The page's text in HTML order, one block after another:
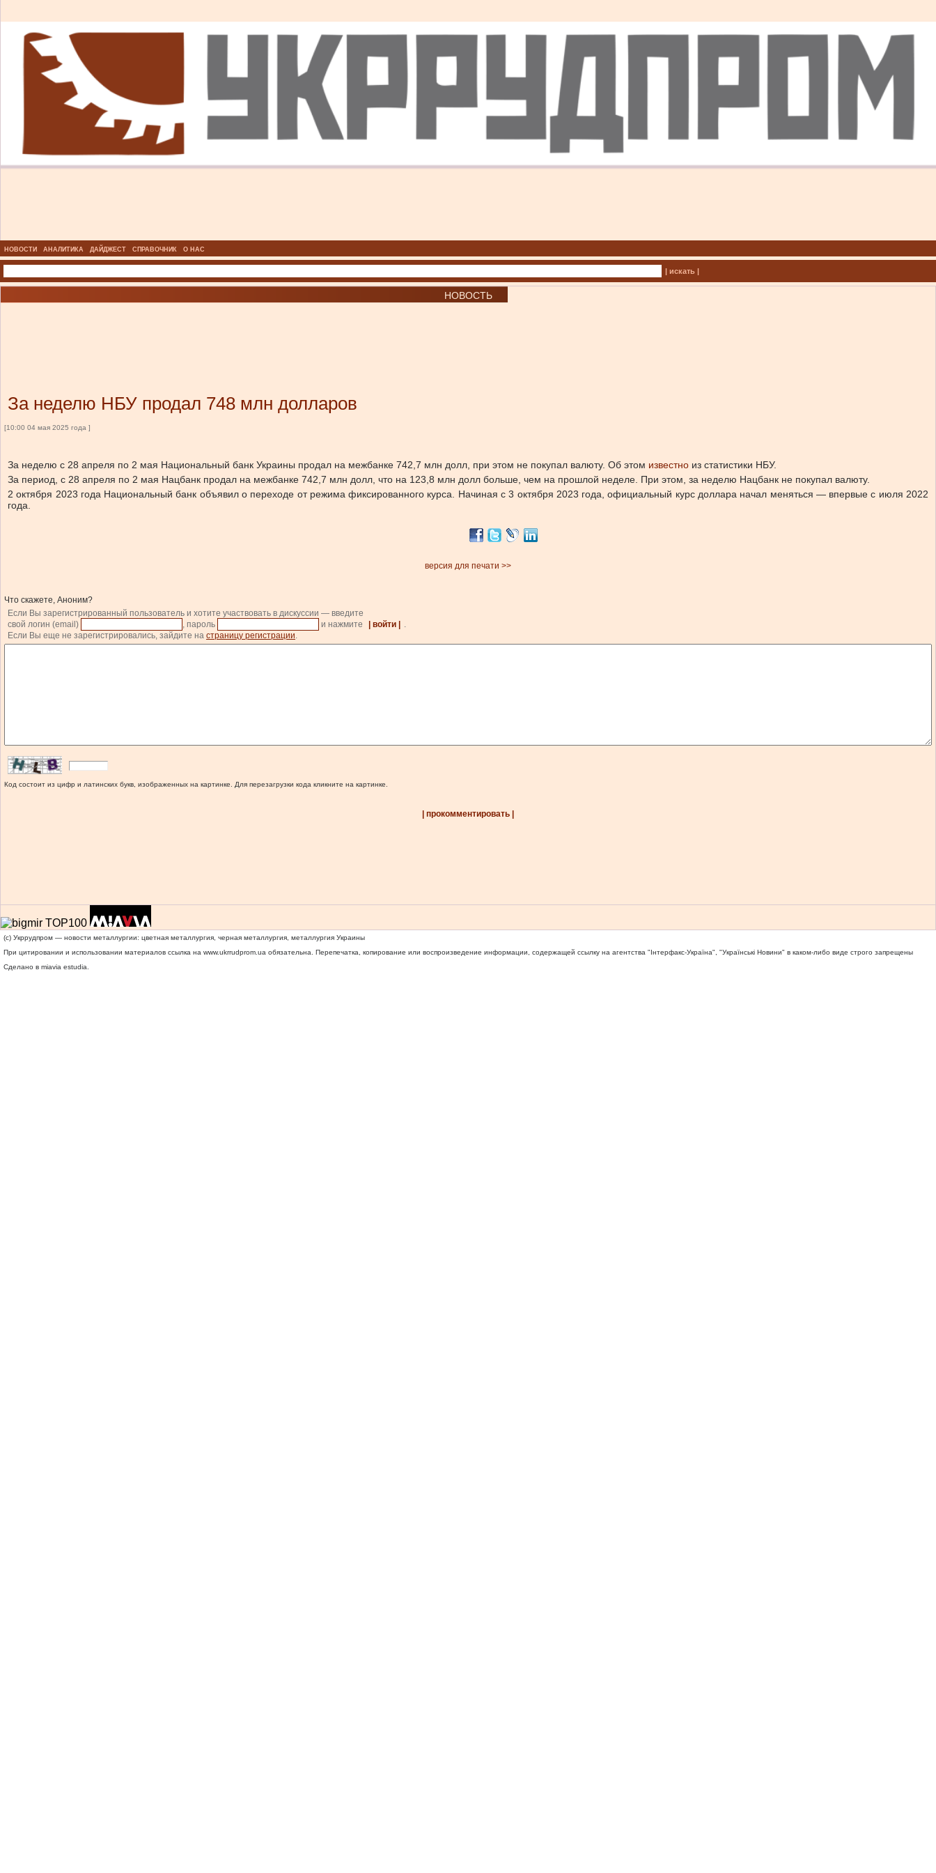
НОВОСТИ АНАЛИТИКА ДАЙДЖЕСТ СПРАВОЧНИК О НАС
| искать |
НОВОСТЬ
За неделю НБУ продал 748 млн долларов
[10:00 04 мая 2025 года ]
За неделю с 28 апреля по 2 мая Национальный банк Украины продал на межбанке 742,7 млн долл, при этом не покупал валюту. Об этом известно из статистики НБУ.
За период, с 28 апреля по 2 мая Нацбанк продал на межбанке 742,7 млн долл, что на 123,8 млн долл больше, чем на прошлой неделе. При этом, за неделю Нацбанк не покупал валюту.
2 октября 2023 года Национальный банк объявил о переходе от режима фиксированного курса. Начиная с 3 октября 2023 года, официальный курс доллара начал меняться — впервые с июля 2022
года.
версия для печати >>
Что скажете, Аноним?
Если Вы зарегистрированный пользователь и хотите участвовать в дискуссии — введите
свой логин (email)
, пароль и нажмите | войти |
.
Если Вы еще не зарегистрировались, зайдите на страницу регистрации.
Код состоит из цифр и латинских букв, изображенных на картинке. Для перезагрузки кода кликните на картинке.
| прокомментировать |
(c) Укррудпром — новости металлургии: цветная металлургия, черная металлургия, металлургия Украины
При цитировании и использовании материалов ссылка на www.ukrrudprom.ua обязательна. Перепечатка, копирование или воспроизведение информации, содержащей ссылку на агентства "Iнтерфакс-Україна", "Українськi Новини" в каком-либо виде строго запрещены
Сделано в miavia estudia.